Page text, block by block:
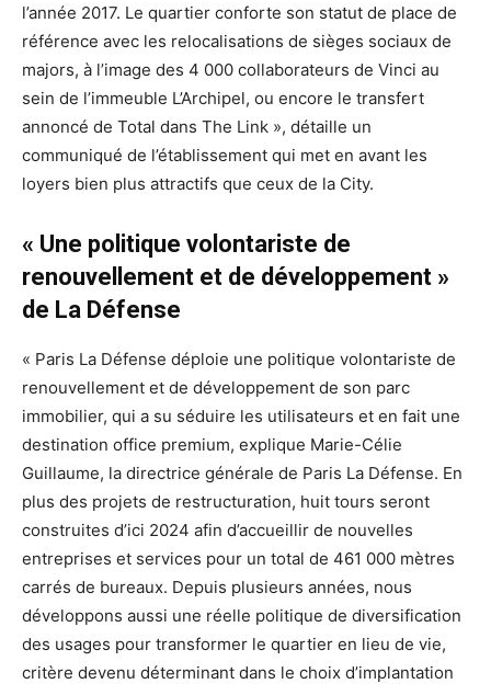
l’année 2017. Le quartier conforte son statut de place de
référence avec les relocalisations de sièges sociaux de
majors, à l’image des 4 000 collaborateurs de Vinci au
sein de l’immeuble L’Archipel, ou encore le transfert
annoncé de Total dans The Link », détaille un
communiqué de l’établissement qui met en avant les
loyers bien plus attractifs que ceux de la City.
« Une politique volontariste de
renouvellement et de développement »
de La Défense
« Paris La Défense déploie une politique volontariste de
renouvellement et de développement de son parc
immobilier, qui a su séduire les utilisateurs et en fait une
destination office premium, explique Marie-Célie
Guillaume, la directrice générale de Paris La Défense. En
plus des projets de restructuration, huit tours seront
construites d’ici 2024 afin d’accueillir de nouvelles
entreprises et services pour un total de 461 000 mètres
carrés de bureaux. Depuis plusieurs années, nous
développons aussi une réelle politique de diversification
des usages pour transformer le quartier en lieu de vie,
critère devenu déterminant dans le choix d’implantation